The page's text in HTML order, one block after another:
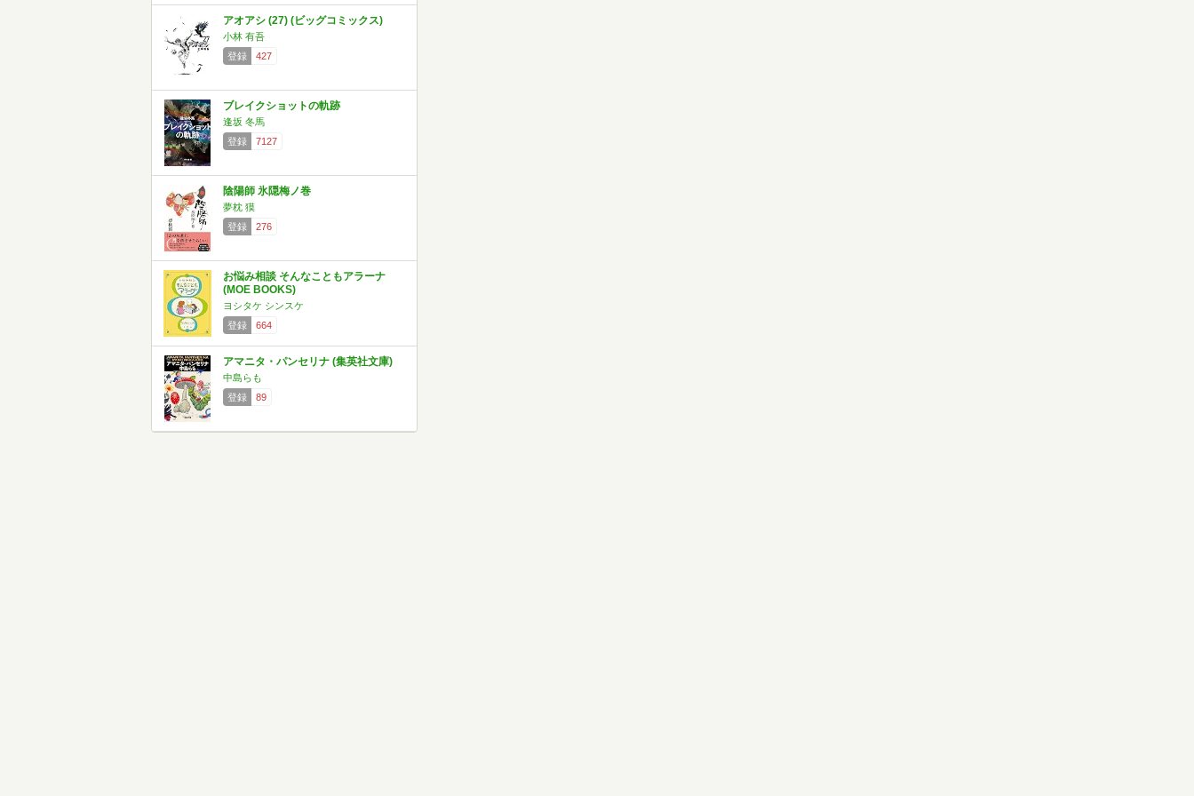
アオアシ (27) (ビッグコミックス)
小林 有吾
登録
427
ブレイクショットの軌跡
逢坂 冬馬
登録
7127
陰陽師 氷隠梅ノ巻
夢枕 獏
登録
276
お悩み相談 そんなこともアラーナ
(MOE BOOKS)
ヨシタケ シンスケ
登録
664
アマニタ・パンセリナ (集英社文庫)
中島らも
登録
89